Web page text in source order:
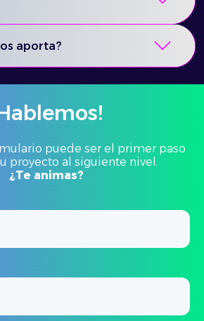
aporta?
puede ser el primer paso
proyecto al siguiente nivel.
¿Te animas?